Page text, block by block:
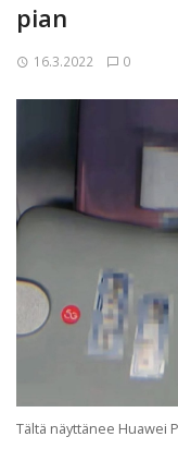
pian
16.3.2022 0
Tältä näyttänee Huawei